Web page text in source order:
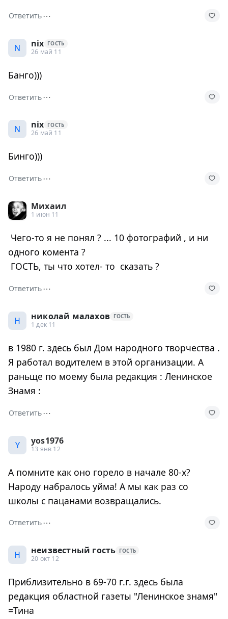
Ответить⋯
N nix ГОСТЬ
26 май 11
Банго)))
Ответить⋯
N nix ГОСТЬ
26 май 11
Бинго)))
Ответить⋯
Михаил
1 июн 11
Чего-то я не понял ? ... 10 фотографий , и ни
одного комента ?
ГОСТЬ, ты что хотел- то сказать ?
Ответить⋯
Н николай малахов ГОСТЬ
1 дек 11
в 1980 г. здесь был Дом народного творчества .
Я работал водителем в этой организации. А
раньще по моему была редакция : Ленинское
Знамя :
Ответить⋯
Y yos1976
13 янв 12
А помните как оно горело в начале 80-х?
Народу набралось уйма! А мы как раз со
школы с пацанами возвращались.
Ответить⋯
Н неизвестный гость ГОСТЬ
20 окт 12
Приблизительно в 69-70 г.г. здесь была
редакция областной газеты "Ленинское знамя"
=Тина